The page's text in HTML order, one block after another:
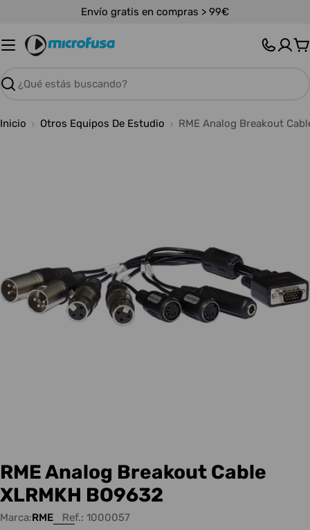
contenido
Envío gratis en compras > 99€
Buscar
Inicio Otros Equipos De Estudio RME Analog Breakout
medios 0 en modal
RME Analog Breakout Cable
XLRMKH BO9632
Marca:RME Ref.: 1000057